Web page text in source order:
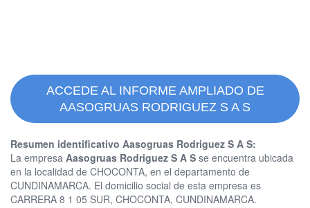
ACCEDE AL INFORME AMPLIADO DE
AASOGRUAS RODRIGUEZ S A S
Resumen identificativo Aasogruas Rodriguez S A S:
La empresa Aasogruas Rodriguez S A S se encuentra ubicada
en la localidad de CHOCONTA, en el departamento de
CUNDINAMARCA. El domicilio social de esta empresa es
CARRERA 8 1 05 SUR, CHOCONTA, CUNDINAMARCA.